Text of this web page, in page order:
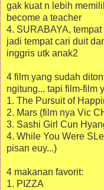
gak kuat n lebih
become a teacher
4. SURABAYA,
jadi tempat cari duit
inggris utk anak2
4 film yang sudah
ngitung... tapi film-film
1. The Pursuit of
2. Mars (film nya Vic
3. Sashi Girl Cun
4. While You Were
pisan euy...)
4 makanan favorit:
1. PIZZA